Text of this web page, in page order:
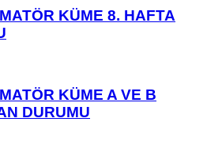
KÜME 8. HAFTA
KÜME A VE B
DURUMU